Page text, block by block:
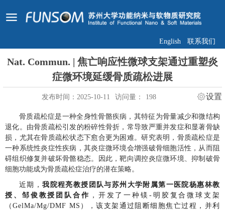
联系我们
English
Nat. Commun. | 焦亡响应性微球支架通过重塑炎
症微环境延缓骨质疏松进展
发布时间：2025-10-11 访问量： 198 设置
骨质疏松症是一种全身性骨骼疾病，其特征为骨量减少和微结构
退化。由骨质疏松引发的粉碎性骨折，常导致严重并发症和显著骨缺
损，尤其在骨质疏松状态下愈合更为困难。研究表明，骨质疏松症是
一种系统性炎症性疾病，其炎症微环境会增强破骨细胞活性，从而阻
碍组织修复并破坏骨骼稳态。因此，靶向调控炎症微环境、抑制破骨
细胞功能成为骨质疏松症治疗的潜在策略。
近期，我院程亮教授团队与苏州大学附属第一医院杨惠林教
授、邹俊教授团队合作 ，开发了一种镁-明胶复合微球支架
（GelMa/Mg/DMF MS），该支架通过阻断细胞焦亡过程，并利